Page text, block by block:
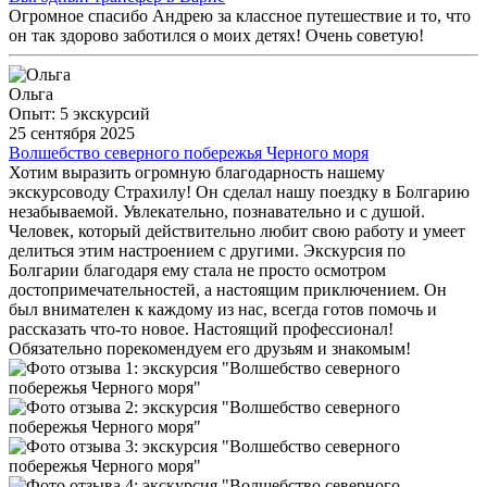
Огромное спасибо Андрею за классное путешествие и то, что
он так здорово заботился о моих детях! Очень советую!
Ольга
Опыт: 5 экскурсий
25 сентября 2025
Волшебство северного побережья Черного моря
Хотим выразить огромную благодарность нашему
экскурсоводу Страхилу! Он сделал нашу поездку в Болгарию
незабываемой. Увлекательно, познавательно и с душой.
Человек, который действительно любит свою работу и умеет
делиться этим настроением с другими. Экскурсия по
Болгарии благодаря ему стала не просто осмотром
достопримечательностей, а настоящим приключением. Он
был внимателен к каждому из нас, всегда готов помочь и
рассказать что-то новое. Настоящий профессионал!
Обязательно порекомендуем его друзьям и знакомым!